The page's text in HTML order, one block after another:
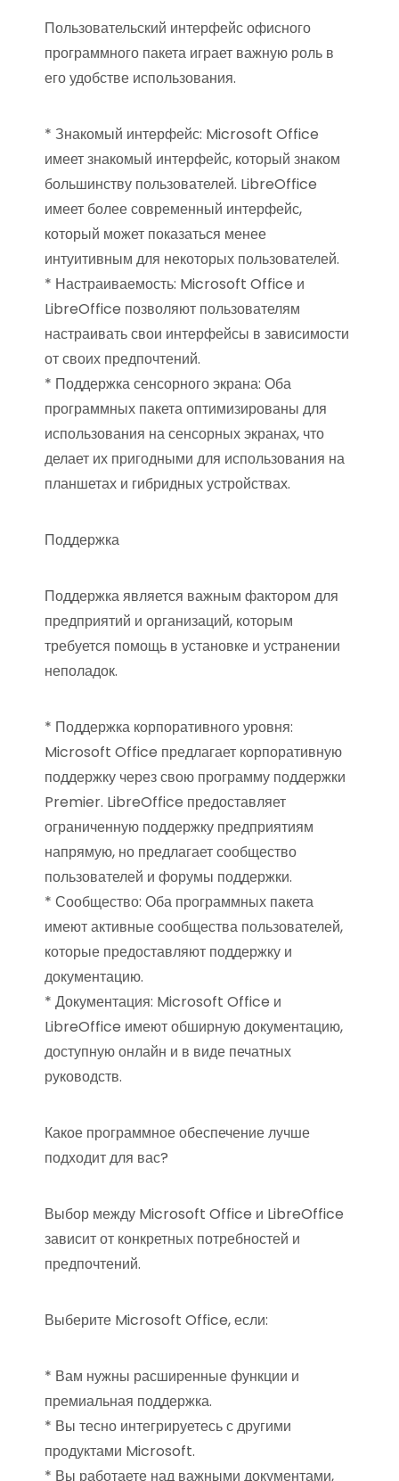
Пользовательский интерфейс офисного
программного пакета играет важную роль в
его удобстве использования.
* Знакомый интерфейс: Microsoft Office
имеет знакомый интерфейс, который знаком
большинству пользователей. LibreOffice
имеет более современный интерфейс,
который может показаться менее
интуитивным для некоторых пользователей.
* Настраиваемость: Microsoft Office и
LibreOffice позволяют пользователям
настраивать свои интерфейсы в зависимости
от своих предпочтений.
* Поддержка сенсорного экрана: Оба
программных пакета оптимизированы для
использования на сенсорных экранах, что
делает их пригодными для использования на
планшетах и гибридных устройствах.
Поддержка
Поддержка является важным фактором для
предприятий и организаций, которым
требуется помощь в установке и устранении
неполадок.
* Поддержка корпоративного уровня:
Microsoft Office предлагает корпоративную
поддержку через свою программу поддержки
Premier. LibreOffice предоставляет
ограниченную поддержку предприятиям
напрямую, но предлагает сообщество
пользователей и форумы поддержки.
* Сообщество: Оба программных пакета
имеют активные сообщества пользователей,
которые предоставляют поддержку и
документацию.
* Документация: Microsoft Office и
LibreOffice имеют обширную документацию,
доступную онлайн и в виде печатных
руководств.
Какое программное обеспечение лучше
подходит для вас?
Выбор между Microsoft Office и LibreOffice
зависит от конкретных потребностей и
предпочтений.
Выберите Microsoft Office, если:
* Вам нужны расширенные функции и
премиальная поддержка.
* Вы тесно интегрируетесь с другими
продуктами Microsoft.
* Вы работаете над важными документами,